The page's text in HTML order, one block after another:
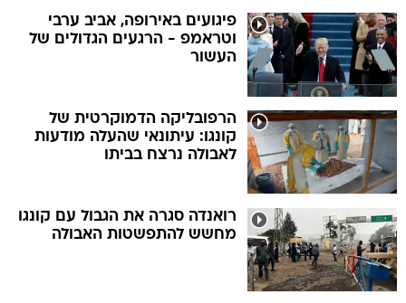
פיגועים באירופה, אביב ערבי
וטראמפ - הרגעים הגדולים של
העשור
הרפובליקה הדמוקרטית של
קונגו: עיתונאי שהעלה מודעות
לאבולה נרצח בביתו
רואנדה סגרה את הגבול עם קונגו
מחשש להתפשטות האבולה